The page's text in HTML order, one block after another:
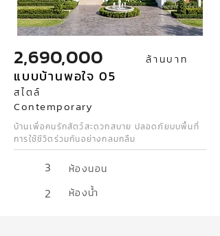
2,690,000 ล้านบาท
แบบบ้านพอใจ 05
สไตล์
Contemporary
บ้านเพื่อคนรักสัตว์สะดวกสบาย ปลอดภัยบบพื้นที่
การใช้ชีวิตร่วมกันอย่างกลมกลืม
3 ห้องนอน
2 ห้องน้ำ